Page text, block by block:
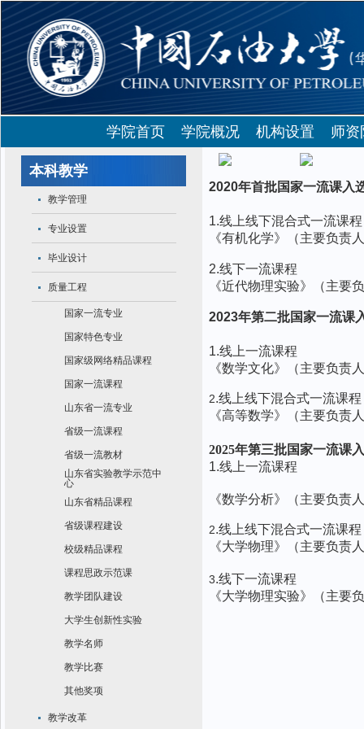
学院首页 学院概况 机构设置 师资
本科教学
教学管理
专业设置
毕业设计
质量工程
国家一流专业
国家特色专业
国家级网络精品课程
国家一流课程
山东省一流专业
省级一流课程
省级一流教材
山东省实验教学示范中
心
山东省精品课程
省级课程建设
校级精品课程
课程思政示范课
教学团队建设
大学生创新性实验
教学名师
教学比赛
其他奖项
教学改革
2020年首批国家一流课入
1.线上线下混合式一流课程
《有机化学》（主要负责
2.线下一流课程
《近代物理实验》（主要
2023年第二批国家一流课
1.线上一流课程
《数学文化》（主要负责
2.线上线下混合式一流课程
《高等数学》（主要负责
2025年第三批国家一流课
1.线上一流课程
《数学分析》（主要负责
2.线上线下混合式一流课程
《大学物理》（主要负责
3.线下一流课程
《大学物理实验》（主要